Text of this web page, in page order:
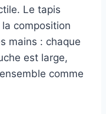
Le tapis
composition
mains : chaque
est large,
comme